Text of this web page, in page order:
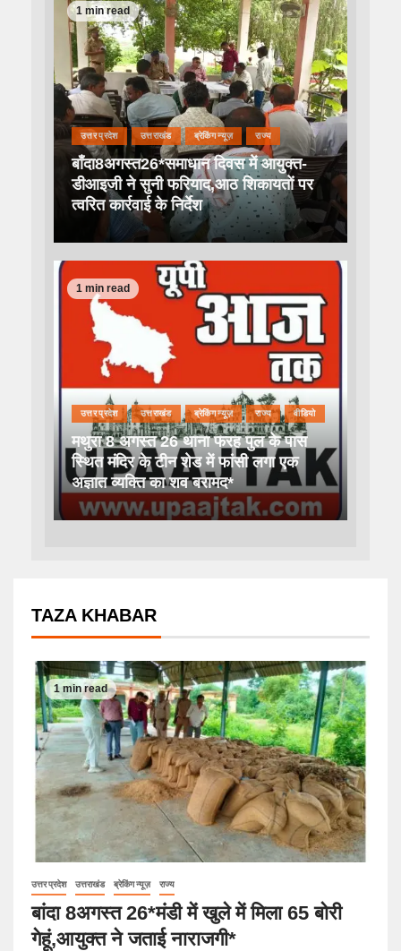
1 min read
उत्तर प्रदेश उत्तराखंड ब्रेकिंग न्यूज़ राज्य
बाँदा8अगस्त26*समाधान दिवस में आयुक्त-
डीआइजी ने सुनी फरियाद,आठ शिकायतों पर
त्वरित कार्रवाई के निर्देश
1 min read
उत्तर प्रदेश उत्तराखंड ब्रेकिंग न्यूज़ राज्य वीडियो
मथुरा 8 अगस्त 26 थाना फरह पुल के पास
स्थित मंदिर के टीन शेड में फांसी लगा एक
अज्ञात व्यक्ति का शव बरामद*
TAZA KHABAR
1 min read
उत्तर प्रदेश उत्तराखंड ब्रेकिंग न्यूज़ राज्य
बांदा 8अगस्त 26*मंडी में खुले में मिला 65 बोरी
गेहूं,आयुक्त ने जताई नाराजगी*